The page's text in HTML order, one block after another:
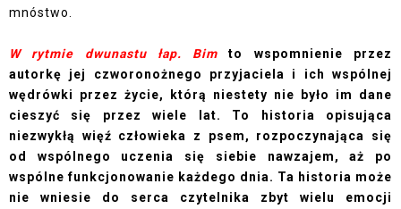
mnóstwo.
W rytmie dwunastu łap. Bim to wspomnienie przez
autorkę jej czworonożnego przyjaciela i ich wspólnej
wędrówki przez życie, którą niestety nie było im dane
cieszyć się przez wiele lat. To historia opisująca
niezwykłą więź człowieka z psem, rozpoczynająca się
od wspólnego uczenia się siebie nawzajem, aż po
wspólne funkcjonowanie każdego dnia. Ta historia może
nie wniesie do serca czytelnika zbyt wielu emocji